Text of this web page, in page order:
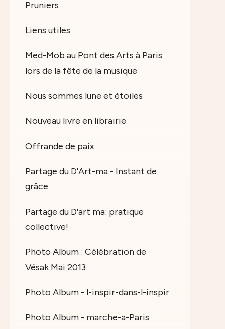
Pruniers
Liens utiles
Med-Mob au Pont des Arts à Paris
lors de la fête de la musique
Nous sommes lune et étoiles
Nouveau livre en librairie
Offrande de paix
Partage du D'Art-ma - Instant de
grâce
Partage du D'art ma: pratique
collective!
Photo Album : Célébration de
Vésak Mai 2013
Photo Album - l-inspir-dans-l-inspir
Photo Album - marche-a-Paris